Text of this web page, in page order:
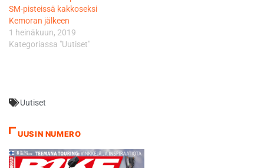
session ajan ja…
SM-pisteissä kakkoseksi
Kemoran jälkeen
1 heinäkuun, 2019
Kategoriassa "Uutiset"
Uutiset
UUSIN NUMERO